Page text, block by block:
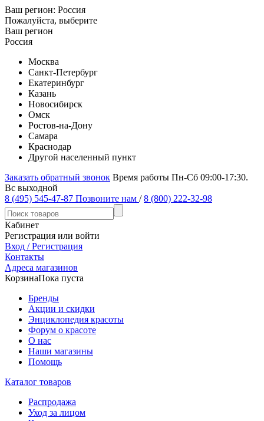
Ваш регион: Россия
Пожалуйста, выберите
Ваш регион
Россия
Москва
Санкт-Петербург
Екатеринбург
Казань
Новосибирск
Омск
Ростов-на-Дону
Самара
Краснодар
Другой населенный пункт
Заказать обратный звонок Время работы Пн-Сб 09:00-17:30.
Вс выходной
8 (495) 545-47-87 Позвоните нам / 8 (800) 222-32-98
Кабинет
Регистрация или войти
Вход / Регистрация
Контакты
Адреса магазинов
КорзинаПока пуста
Бренды
Акции и скидки
Энциклопедия красоты
Форум о красоте
О нас
Наши магазины
Помощь
Каталог товаров
Распродажа
Уход за лицом